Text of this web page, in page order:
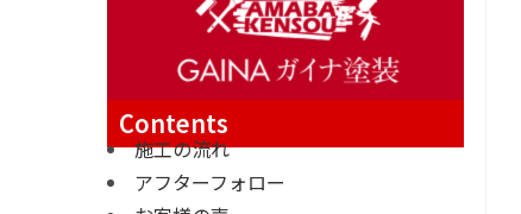
Contents
施工の流れ
アフターフォロー